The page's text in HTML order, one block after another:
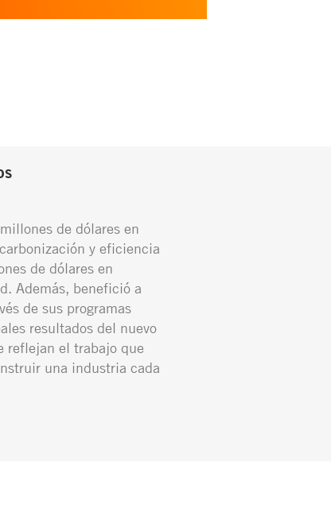
de dólares en
y eficiencia
de dólares en
Además, benefició a
de sus programas
resultados del nuevo
reflejan el trabajo que
una industria cada